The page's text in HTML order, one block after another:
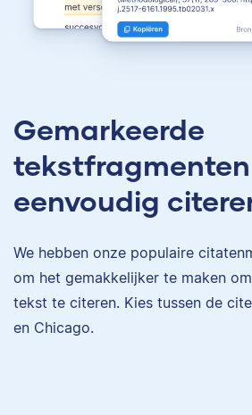
Gemarkeerde
tekstfragmenten
eenvoudig
We hebben onze populaire
om het gemakkelijker te maken
tekst te citeren. Kies tussen de
en Chicago.